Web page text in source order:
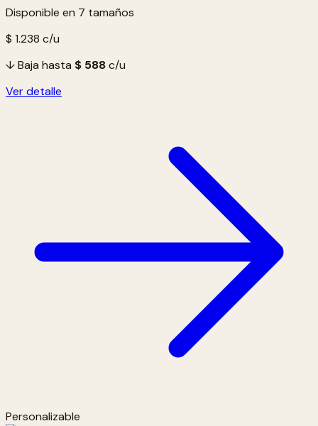
Disponible en 7 tamaños
$ 1.238 c/u
↓ Baja hasta $ 588c/u
Ver detalle
Personalizable